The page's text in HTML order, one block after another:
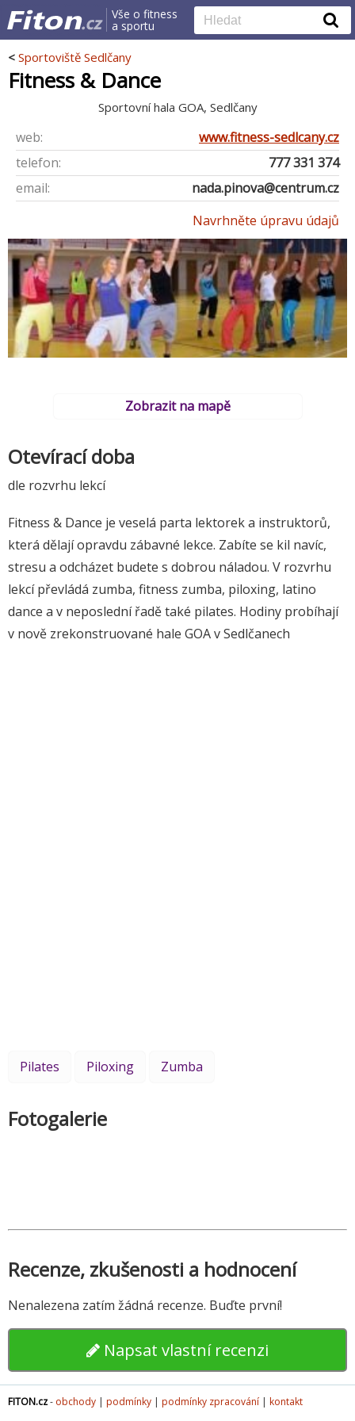
Vše o fitness
a sportu
< Sportoviště Sedlčany
Fitness & Dance
Sportovní hala GOA, Sedlčany
web:
www.fitness-sedlcany.cz
telefon:
777 331 374
email:
nada.pinova@centrum.cz
Navrhněte úpravu údajů
Zobrazit na mapě
Otevírací doba
dle rozvrhu lekcí
Fitness & Dance je veselá parta lektorek a instruktorů,
která dělají opravdu zábavné lekce. Zabíte se kil navíc,
stresu a odcházet budete s dobrou náladou. V rozvrhu
lekcí převládá zumba, fitness zumba, piloxing, latino
dance a v neposlední řadě také pilates. Hodiny probíhají
v nově zrekonstruované hale GOA v Sedlčanech
Pilates Piloxing Zumba
Fotogalerie
Recenze, zkušenosti a hodnocení
Nenalezena zatím žádná recenze. Buďte první!
Napsat vlastní recenzi
FITON.cz- obchody | podmínky | podmínky zpracování | kontakt